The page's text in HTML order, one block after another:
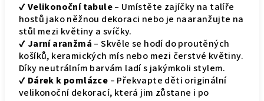
✔Velikonoční tabule– Umístěte zajíčky na talíře
hostů jako něžnou dekoraci nebo je naaranžujte na
stůl mezi květiny a svíčky.
✔Jarní aranžmá – Skvěle se hodí do proutěných
košíků, keramických mís nebo mezi čerstvé květiny.
Díky neutrálním barvám ladí s jakýmkoli stylem.
✔ Dárek k pomlázce – Překvapte děti originální
velikonoční dekorací, která jim zůstane i po